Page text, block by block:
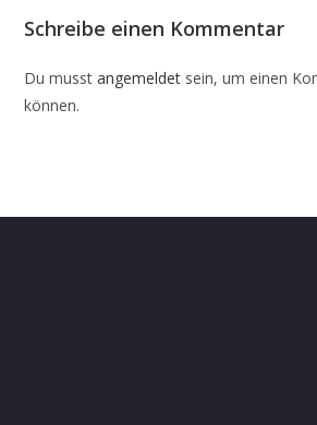
Schreibe einen Kommentar
Du musstangemeldet sein, um einen
können.